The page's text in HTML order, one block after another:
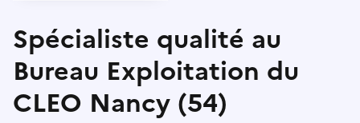
Spécialiste qualité au
Bureau Exploitation du
CLEO Nancy (54)